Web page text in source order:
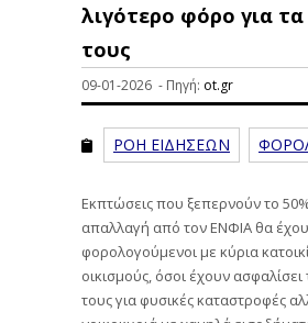
λιγότερο φόρο για τα
τους
09-01-2026 - Πηγή: ot.gr
ΡΟΗ ΕΙΔΗΣΕΩΝ
Εκπτώσεις που ξεπερνούν το
απαλλαγή από τον ΕΝΦΙΑ θα
φορολογούμενοι με κύρια
οικισμούς, όσοι έχουν ασφαλίσει
τους για φυσικές καταστροφές